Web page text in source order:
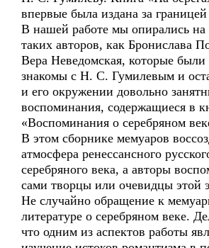
впервые была издана за границей
В нашей работе мы опирались
таких авторов, как Бронислава
Вера Неведомская, которые
знакомы с Н. С. Гумилевым и
и его окружении довольно
воспоминания, содержащиеся в
«Воспоминания о серебряном
В этом сборнике мемуаров
атмосфера ренессансного
серебряного века, а авторы
сами творцы или очевидцы этой
Не случайно обращение к
литературе о серебряном веке.
что одним из аспектов работы